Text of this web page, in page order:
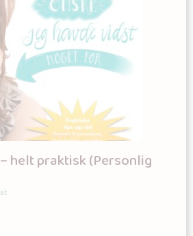
helt praktisk (Personlig